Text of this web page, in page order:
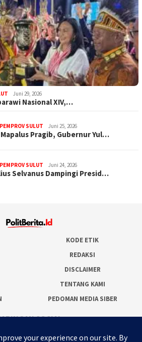
Juni 29, 2026
Nasional XIV,…
PEMPROV SULUT Juni 25, 2026
Mapalus Pragib, Gubernur Yul…
PEMPROV SULUT Juni 24, 2026
Selvanus Dampingi Presid…
KODE ETIK
REDAKSI
DISCLAIMER
TENTANG KAMI
PEDOMAN MEDIA SIBER
SOCIAL
Twitter